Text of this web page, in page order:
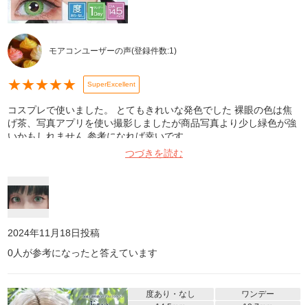
モアコンユーザーの声(登録件数:1)
★★★★★ SuperExcellent
コスプレで使いました。 とてもきれいな発色でした 裸眼の色は焦
げ茶、写真アプリを使い撮影しましたが商品写真より少し緑色が強
いかもしれません 参考になれば幸いです
つづきを読む
2024年11月18日投稿
0人が参考になったと答えています
度あり・なし
ワンデー